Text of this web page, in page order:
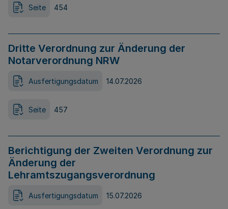
Seite 454
Dritte Verordnung zur Änderung der
Notarverordnung NRW
Ausfertigungsdatum 14.07.2026
Seite 457
Berichtigung der Zweiten Verordnung zur
Änderung der
Lehramtszugangsverordnung
Ausfertigungsdatum 15.07.2026